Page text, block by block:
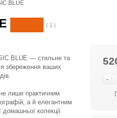
BLUE
( 1 )
-
BLUE — стильне та
збереження ваших
лише практичним
а й елегантним
колекції